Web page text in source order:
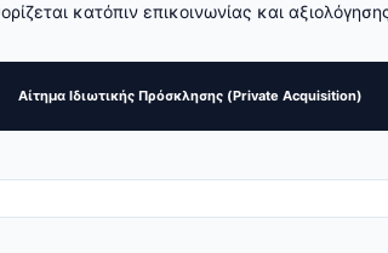
κατόπιν επικοινωνίας και
Αίτημα Ιδιωτικής Πρόσκλησης (Private Acquisition)